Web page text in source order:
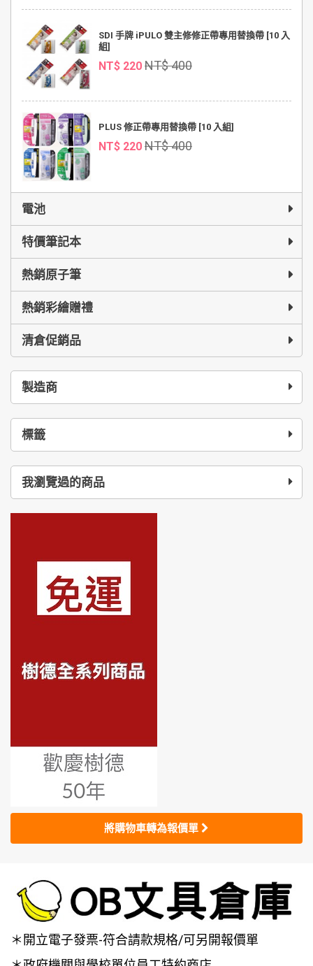
SDI 手牌 iPULO 雙主修修正帶專用替換帶 [10 入
組]
NT$ 220 NT$ 400
PLUS 修正帶專用替換帶 [10 入組]
NT$ 220 NT$ 400
電池
特價筆記本
熱銷原子筆
熱銷彩繪贈禮
清倉促銷品
製造商
標籤
我瀏覽過的商品
將購物車轉為報價單
＊開立電子發票-符合請款規格/可另開報價單